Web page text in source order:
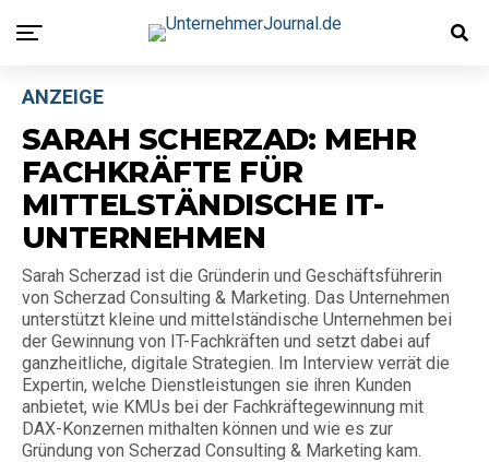
ANZEIGE
SARAH SCHERZAD: MEHR
FACHKRÄFTE FÜR
MITTELSTÄNDISCHE IT-
UNTERNEHMEN
Sarah Scherzad ist die Gründerin und Geschäftsführerin
von Scherzad Consulting & Marketing. Das Unternehmen
unterstützt kleine und mittelständische Unternehmen bei
der Gewinnung von IT-Fachkräften und setzt dabei auf
ganzheitliche, digitale Strategien. Im Interview verrät die
Expertin, welche Dienstleistungen sie ihren Kunden
anbietet, wie KMUs bei der Fachkräftegewinnung mit
DAX-Konzernen mithalten können und wie es zur
Gründung von Scherzad Consulting & Marketing kam.